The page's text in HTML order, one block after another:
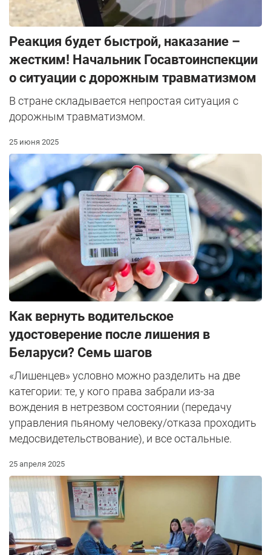
Реакция будет быстрой, наказание –
жестким! Начальник Госавтоинспекции
о ситуации с дорожным травматизмом
В стране складывается непростая ситуация с
дорожным травматизмом.
25 июня 2025
Как вернуть водительское
удостоверение после лишения в
Беларуси? Семь шагов
«Лишенцев» условно можно разделить на две
категории: те, у кого права забрали из-за
вождения в нетрезвом состоянии (передачу
управления пьяному человеку/отказа проходить
медосвидетельствование), и все остальные.
25 апреля 2025